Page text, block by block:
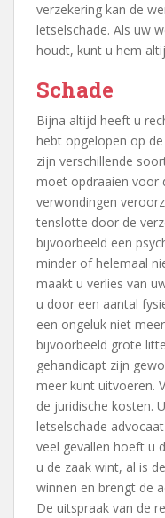
verzekering kan de
letselschade. Als uw
houdt, kunt u hem
Schade
Bijna altijd heeft u
hebt opgelopen op
zijn verschillende
moet opdraaien voor
verwondingen
tenslotte door de
bijvoorbeeld een
minder of helemaal
maakt u verlies van
u door een aantal
een ongeluk niet
bijvoorbeeld grote
gehandicapt zijn
meer kunt uitvoeren.
de juridische kosten.
letselschade
veel gevallen hoeft u
u de zaak wint, al is
winnen en brengt de
De uitspraak van de